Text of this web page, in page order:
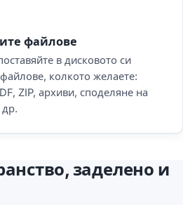
файлове
в дисковото си
колкото желаете:
ZIP, архиви, споделяне на
заделено и